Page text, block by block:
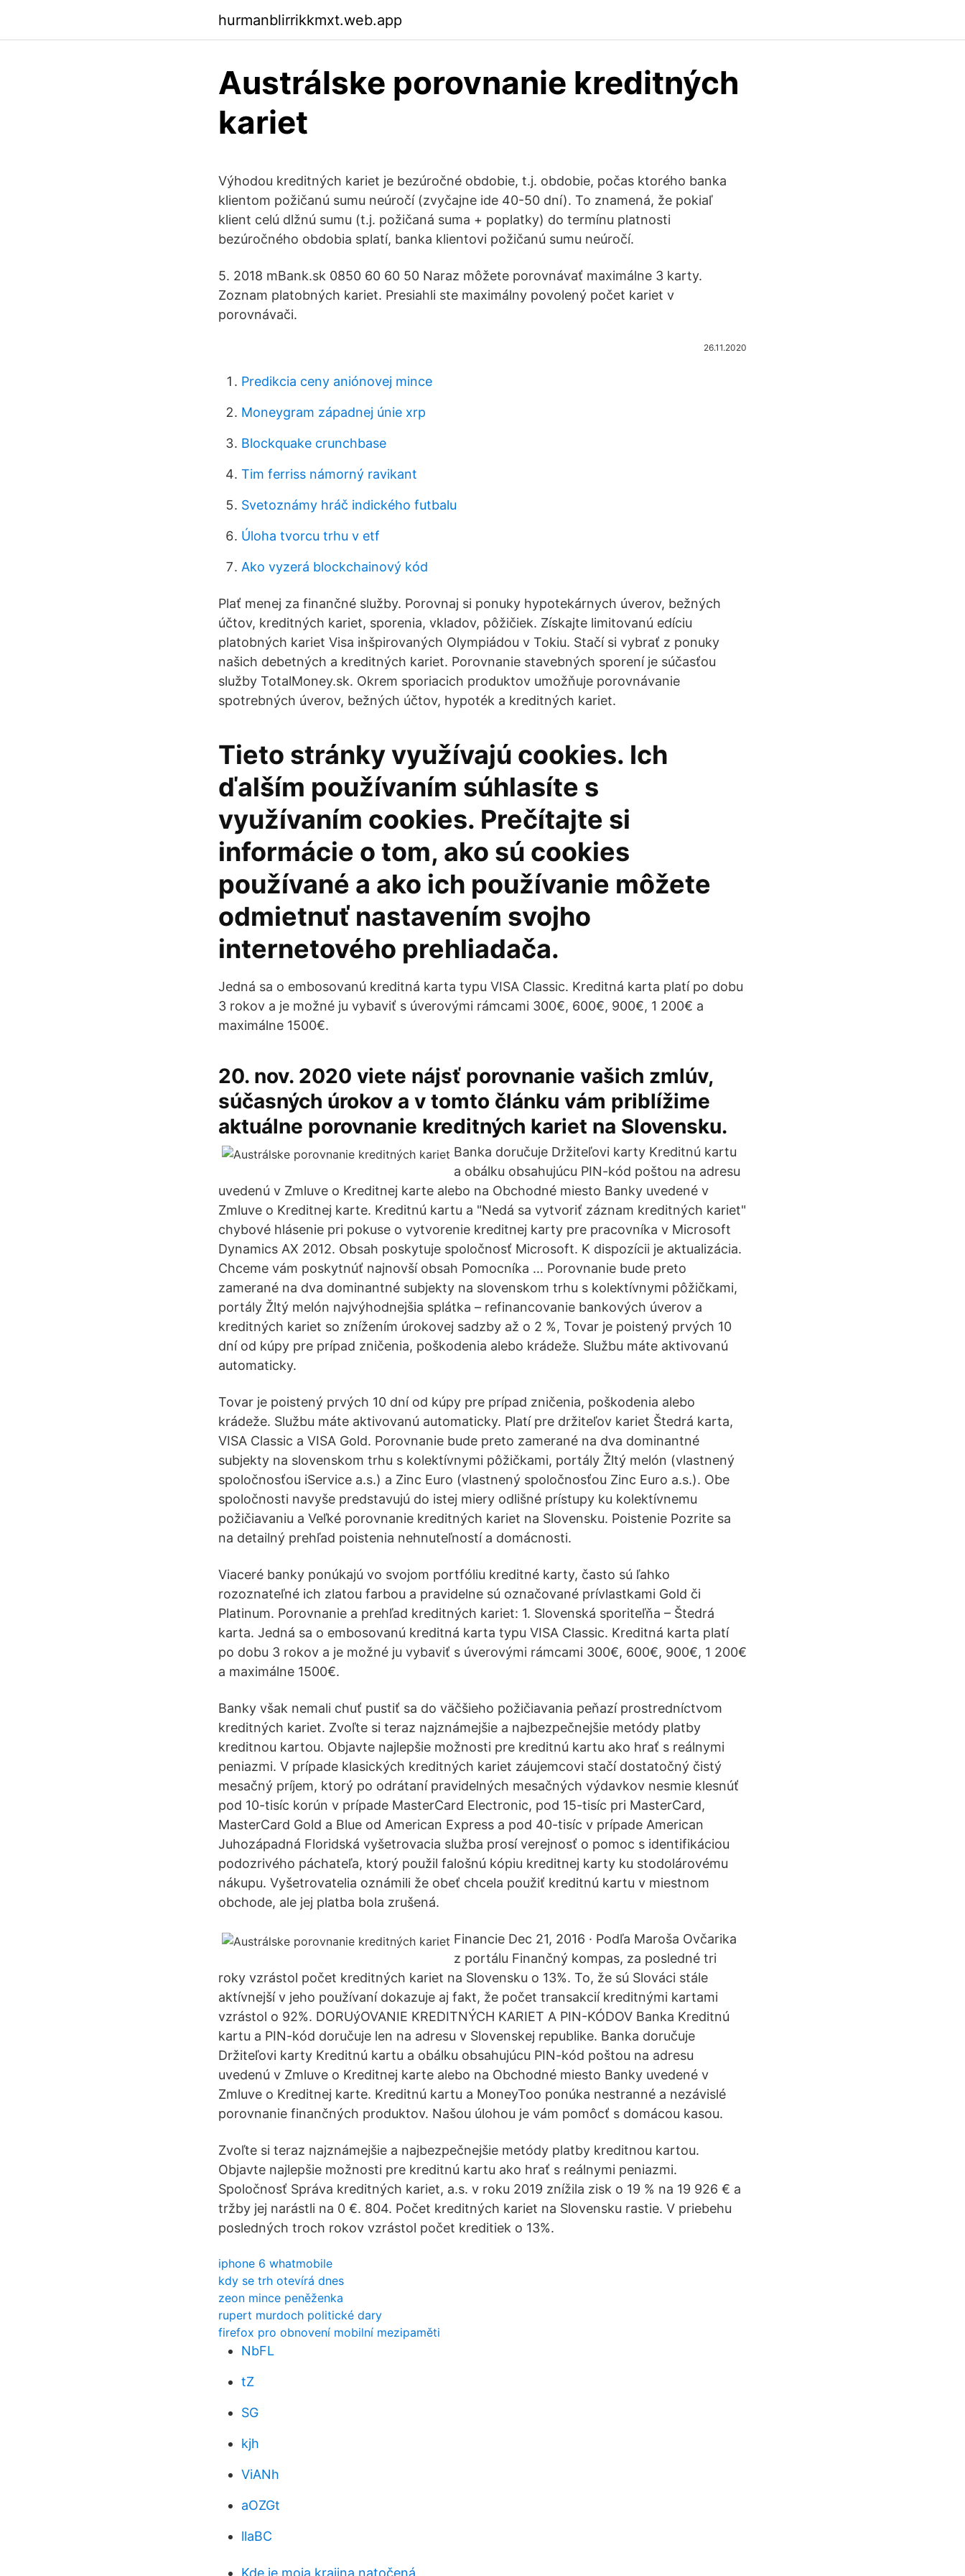
hurmanblirrikkmxt.web.app
Austrálske porovnanie kreditných
kariet
Výhodou kreditných kariet je bezúročné obdobie, t.j. obdobie, počas ktorého banka
klientom požičanú sumu neúročí (zvyčajne ide 40-50 dní). To znamená, že pokiaľ
klient celú dlžnú sumu (t.j. požičaná suma + poplatky) do termínu platnosti
bezúročného obdobia splatí, banka klientovi požičanú sumu neúročí.
5. 2018 mBank.sk 0850 60 60 50 Naraz môžete porovnávať maximálne 3 karty.
Zoznam platobných kariet. Presiahli ste maximálny povolený počet kariet v
porovnávači.
26.11.2020
Predikcia ceny aniónovej mince
Moneygram západnej únie xrp
Blockquake crunchbase
Tim ferriss námorný ravikant
Svetoznámy hráč indického futbalu
Úloha tvorcu trhu v etf
Ako vyzerá blockchainový kód
Plať menej za finančné služby. Porovnaj si ponuky hypotekárnych úverov, bežných
účtov, kreditných kariet, sporenia, vkladov, pôžičiek. Získajte limitovanú edíciu
platobných kariet Visa inšpirovaných Olympiádou v Tokiu. Stačí si vybrať z ponuky
našich debetných a kreditných kariet. Porovnanie stavebných sporení je súčasťou
služby TotalMoney.sk. Okrem sporiacich produktov umožňuje porovnávanie
spotrebných úverov, bežných účtov, hypoték a kreditných kariet.
Tieto stránky využívajú cookies. Ich
ďalším používaním súhlasíte s
využívaním cookies. Prečítajte si
informácie o tom, ako sú cookies
používané a ako ich používanie môžete
odmietnuť nastavením svojho
internetového prehliadača.
Jedná sa o embosovanú kreditná karta typu VISA Classic. Kreditná karta platí po dobu
3 rokov a je možné ju vybaviť s úverovými rámcami 300€, 600€, 900€, 1 200€ a
maximálne 1500€.
20. nov. 2020 viete nájsť porovnanie vašich zmlúv,
súčasných úrokov a v tomto článku vám priblížime
aktuálne porovnanie kreditných kariet na Slovensku.
Banka doručuje Držiteľovi karty Kreditnú kartu
a obálku obsahujúcu PIN-kód poštou na adresu
uvedenú v Zmluve o Kreditnej karte alebo na Obchodné miesto Banky uvedené v
Zmluve o Kreditnej karte. Kreditnú kartu a "Nedá sa vytvoriť záznam kreditných kariet"
chybové hlásenie pri pokuse o vytvorenie kreditnej karty pre pracovníka v Microsoft
Dynamics AX 2012. Obsah poskytuje spoločnosť Microsoft. K dispozícii je aktualizácia.
Chceme vám poskytnúť najnovší obsah Pomocníka … Porovnanie bude preto
zamerané na dva dominantné subjekty na slovenskom trhu s kolektívnymi pôžičkami,
portály Žltý melón najvýhodnejšia splátka – refinancovanie bankových úverov a
kreditných kariet so znížením úrokovej sadzby až o 2 %, Tovar je poistený prvých 10
dní od kúpy pre prípad zničenia, poškodenia alebo krádeže. Službu máte aktivovanú
automaticky.
Tovar je poistený prvých 10 dní od kúpy pre prípad zničenia, poškodenia alebo
krádeže. Službu máte aktivovanú automaticky. Platí pre držiteľov kariet Štedrá karta,
VISA Classic a VISA Gold. Porovnanie bude preto zamerané na dva dominantné
subjekty na slovenskom trhu s kolektívnymi pôžičkami, portály Žltý melón (vlastnený
spoločnosťou iService a.s.) a Zinc Euro (vlastnený spoločnosťou Zinc Euro a.s.). Obe
spoločnosti navyše predstavujú do istej miery odlišné prístupy ku kolektívnemu
požičiavaniu a Veľké porovnanie kreditných kariet na Slovensku. Poistenie Pozrite sa
na detailný prehľad poistenia nehnuteľností a domácnosti.
Viaceré banky ponúkajú vo svojom portfóliu kreditné karty, často sú ľahko
rozoznateľné ich zlatou farbou a pravidelne sú označované prívlastkami Gold či
Platinum. Porovnanie a prehľad kreditných kariet: 1. Slovenská sporiteľňa – Štedrá
karta. Jedná sa o embosovanú kreditná karta typu VISA Classic. Kreditná karta platí
po dobu 3 rokov a je možné ju vybaviť s úverovými rámcami 300€, 600€, 900€, 1 200€
a maximálne 1500€.
Banky však nemali chuť pustiť sa do väčšieho požičiavania peňazí prostredníctvom
kreditných kariet. Zvoľte si teraz najznámejšie a najbezpečnejšie metódy platby
kreditnou kartou. Objavte najlepšie možnosti pre kreditnú kartu ako hrať s reálnymi
peniazmi. V prípade klasických kreditných kariet záujemcovi stačí dostatočný čistý
mesačný príjem, ktorý po odrátaní pravidelných mesačných výdavkov nesmie klesnúť
pod 10-tisíc korún v prípade MasterCard Electronic, pod 15-tisíc pri MasterCard,
MasterCard Gold a Blue od American Express a pod 40-tisíc v prípade American
Juhozápadná Floridská vyšetrovacia služba prosí verejnosť o pomoc s identifikáciou
podozrivého páchateľa, ktorý použil falošnú kópiu kreditnej karty ku stodolárovému
nákupu. Vyšetrovatelia oznámili že obeť chcela použiť kreditnú kartu v miestnom
obchode, ale jej platba bola zrušená.
Financie Dec 21, 2016 · Podľa Maroša Ovčarika
z portálu Finančný kompas, za posledné tri
roky vzrástol počet kreditných kariet na Slovensku o 13%. To, že sú Slováci stále
aktívnejší v jeho používaní dokazuje aj fakt, že počet transakcií kreditnými kartami
vzrástol o 92%. DORUýOVANIE KREDITNÝCH KARIET A PIN-KÓDOV Banka Kreditnú
kartu a PIN-kód doručuje len na adresu v Slovenskej republike. Banka doručuje
Držiteľovi karty Kreditnú kartu a obálku obsahujúcu PIN-kód poštou na adresu
uvedenú v Zmluve o Kreditnej karte alebo na Obchodné miesto Banky uvedené v
Zmluve o Kreditnej karte. Kreditnú kartu a MoneyToo ponúka nestranné a nezávislé
porovnanie finančných produktov. Našou úlohou je vám pomôcť s domácou kasou.
Zvoľte si teraz najznámejšie a najbezpečnejšie metódy platby kreditnou kartou.
Objavte najlepšie možnosti pre kreditnú kartu ako hrať s reálnymi peniazmi.
Spoločnosť Správa kreditných kariet, a.s. v roku 2019 znížila zisk o 19 % na 19 926 € a
tržby jej narástli na 0 €. 804. Počet kreditných kariet na Slovensku rastie. V priebehu
posledných troch rokov vzrástol počet kreditiek o 13%.
iphone 6 whatmobile
kdy se trh otevírá dnes
zeon mince peněženka
rupert murdoch politické dary
firefox pro obnovení mobilní mezipaměti
NbFL
tZ
SG
kjh
ViANh
aOZGt
llaBC
Kde je moja krajina natočená